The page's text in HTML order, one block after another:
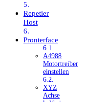
Repetier
Host
Pronterface
A4988
Motortreiber
einstellen
XYZ
Achse